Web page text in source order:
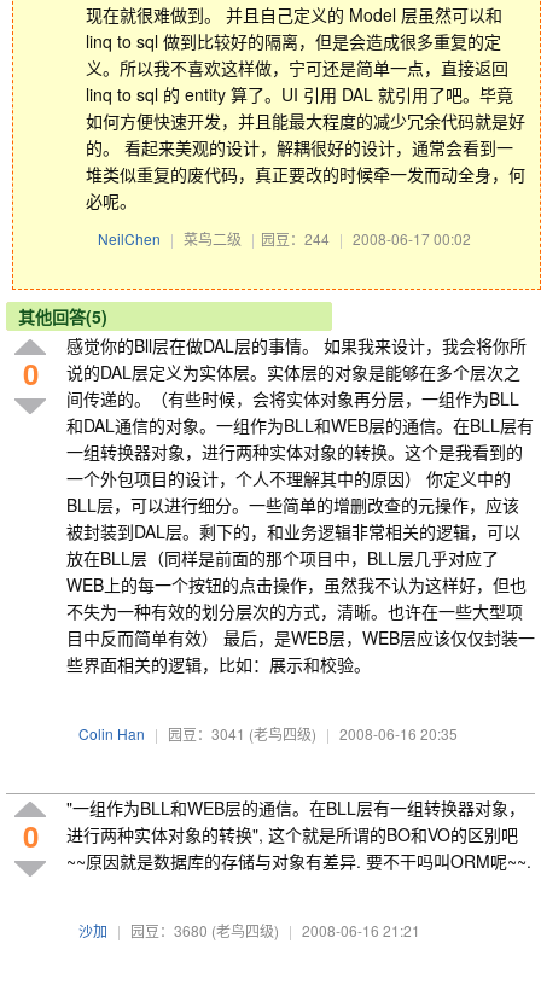
现在就很难做到。 并且自己定义的 Model 层虽然可以和
linq to sql 做到比较好的隔离，但是会造成很多重复的定
义。所以我不喜欢这样做，宁可还是简单一点，直接返回
linq to sql 的 entity 算了。UI 引用 DAL 就引用了吧。毕竟
如何方便快速开发，并且能最大程度的减少冗余代码就是好
的。 看起来美观的设计，解耦很好的设计，通常会看到一
堆类似重复的废代码，真正要改的时候牵一发而动全身，何
必呢。
NeilChen | 菜鸟二级 | 园豆：244 | 2008-06-17 00:02
其他回答(5)
0
感觉你的Bll层在做DAL层的事情。 如果我来设计，我会将你所
说的DAL层定义为实体层。实体层的对象是能够在多个层次之
间传递的。（有些时候，会将实体对象再分层，一组作为BLL
和DAL通信的对象。一组作为BLL和WEB层的通信。在BLL层有
一组转换器对象，进行两种实体对象的转换。这个是我看到的
一个外包项目的设计，个人不理解其中的原因） 你定义中的
BLL层，可以进行细分。一些简单的增删改查的元操作，应该
被封装到DAL层。剩下的，和业务逻辑非常相关的逻辑，可以
放在BLL层（同样是前面的那个项目中，BLL层几乎对应了
WEB上的每一个按钮的点击操作，虽然我不认为这样好，但也
不失为一种有效的划分层次的方式，清晰。也许在一些大型项
目中反而简单有效） 最后，是WEB层，WEB层应该仅仅封装一
些界面相关的逻辑，比如：展示和校验。
Colin Han | 园豆：3041 (老鸟四级) | 2008-06-16 20:35
0
"一组作为BLL和WEB层的通信。在BLL层有一组转换器对象，
进行两种实体对象的转换", 这个就是所谓的BO和VO的区别吧
~~原因就是数据库的存储与对象有差异. 要不干吗叫ORM呢~~.
沙加 | 园豆：3680 (老鸟四级) | 2008-06-16 21:21